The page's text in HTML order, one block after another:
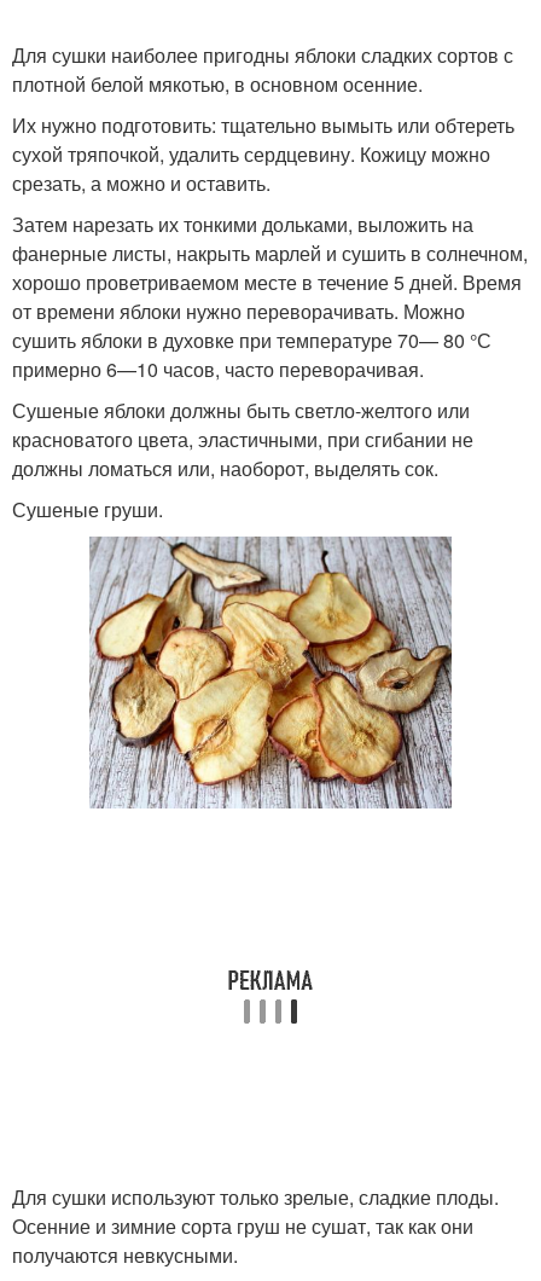
Для сушки наиболее пригодны яблоки сладких сортов с
плотной белой мякотью, в основном осенние.
Их нужно подготовить: тщательно вымыть или обтереть
сухой тряпочкой, удалить сердцевину. Кожицу можно
срезать, а можно и оставить.
Затем нарезать их тонкими дольками, выложить на
фанерные листы, накрыть марлей и сушить в солнечном,
хорошо проветриваемом месте в течение 5 дней. Время
от времени яблоки нужно переворачивать. Можно
сушить яблоки в духовке при температуре 70— 80 °С
примерно 6—10 часов, часто переворачивая.
Сушеные яблоки должны быть светло-желтого или
красноватого цвета, эластичными, при сгибании не
должны ломаться или, наоборот, выделять сок.
Сушеные груши.
Для сушки используют только зрелые, сладкие плоды.
Осенние и зимние сорта груш не сушат, так как они
получаются невкусными.